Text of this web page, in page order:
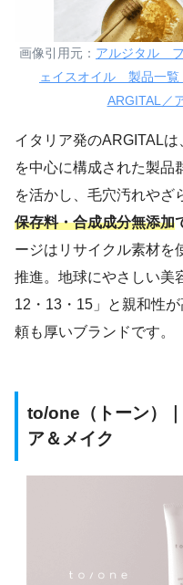
画像引用元： アルジタル
ェイスオイル 製品一
ARGITAL／
イタリア発のARGITALは
を中心に構成された製品
を活かし、毛穴汚れやざ
保存料・合成成分無添加
ージはリサイクル素材を
推進。地球にやさしい美
12・13・15」と親和性
頼も厚いブランドです。
to/one（トーン）
ア＆メイク